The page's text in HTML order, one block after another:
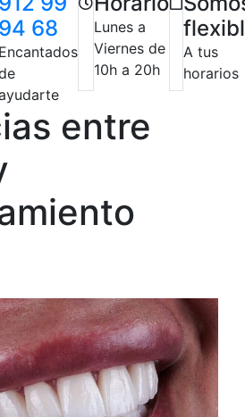
94 68
Encantados
Lunes a
Viernes de
10h a 20h
A tus
horarios
entre